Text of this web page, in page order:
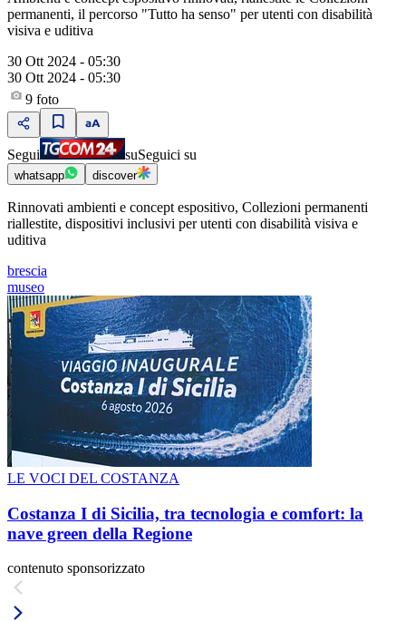
permanenti, il percorso "Tutto ha senso" per utenti con disabilità
visiva e uditiva
30 Ott 2024 - 05:30
30 Ott 2024 - 05:30
9 foto
Segui suSeguici su
whatsapp discover
Rinnovati ambienti e concept espositivo, Collezioni permanenti
riallestite, dispositivi inclusivi per utenti con disabilità visiva e
uditiva
brescia
museo
LE VOCI DEL COSTANZA
Costanza I di Sicilia, tra tecnologia e comfort: la
nave green della Regione
contenuto sponsorizzato